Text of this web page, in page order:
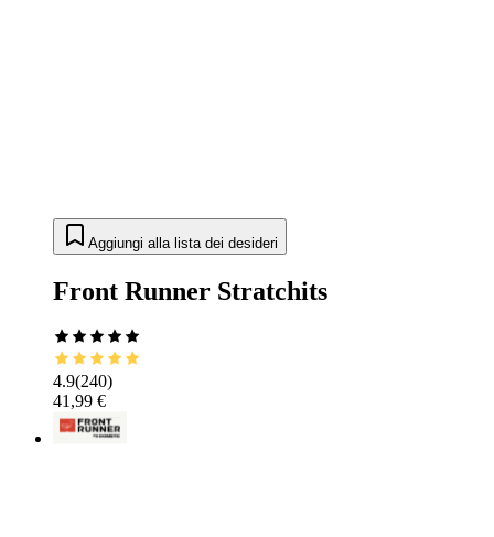
Aggiungi alla lista dei desideri
Front Runner Stratchits
4.9(240)
41,99 €